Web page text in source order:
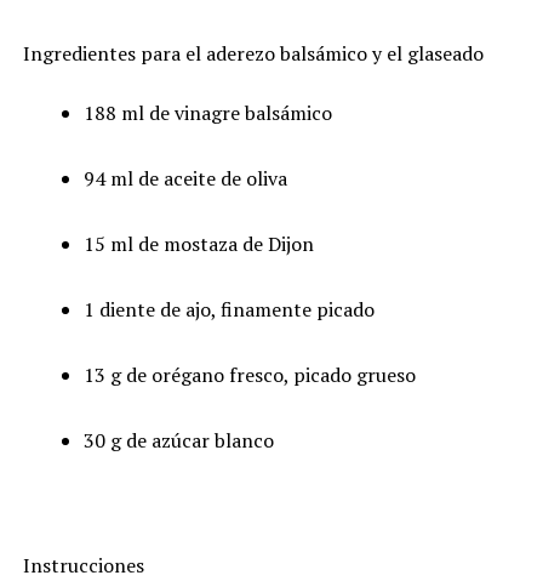
Ingredientes para el aderezo balsámico y el glaseado
188 ml de vinagre balsámico
94 ml de aceite de oliva
15 ml de mostaza de Dijon
1 diente de ajo, finamente picado
13 g de orégano fresco, picado grueso
30 g de azúcar blanco
Instrucciones